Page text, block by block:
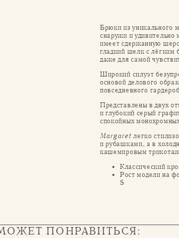
Брюки из уникального
снаружи и удивительно
имеет сдержанную
гладкий шелк с
даже для самой
Широкий силуэт
основой делового
повседневного
Представлены в двух
и глубокий серый
спокойных
Margaret легко
и рубашками, а в
кашемировым
Классический
Рост модели на
S
ПОНРАВИТЬСЯ: